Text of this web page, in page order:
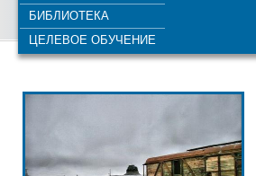
БИБЛИОТЕКА
ЦЕЛЕВОЕ ОБУЧЕНИЕ